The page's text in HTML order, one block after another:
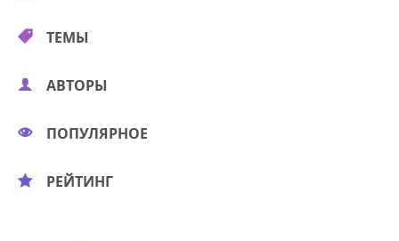
ТЕМЫ
АВТОРЫ
ПОПУЛЯРНОЕ
РЕЙТИНГ